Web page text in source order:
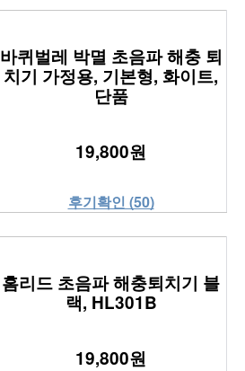
바퀴벌레 박멸 초음파 해충 퇴
치기 가정용, 기본형, 화이트,
단품
19,800원
후기확인 (50)
홈리드 초음파 해충퇴치기 블
랙, HL301B
19,800원